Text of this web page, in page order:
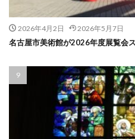
2026年4月2日 2026年5月7日
名古屋市美術館が2026年度展覧会